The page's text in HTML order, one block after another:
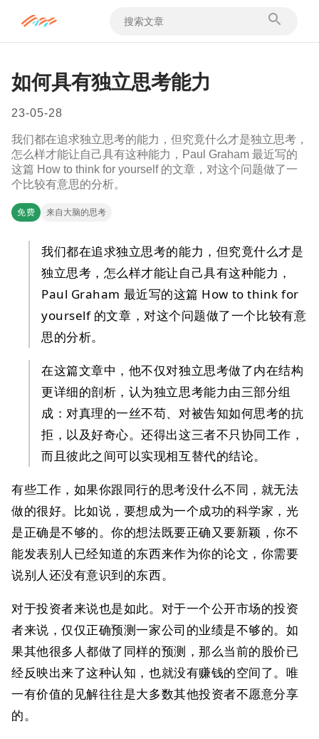
如何具有独立思考能力
23-05-28
我们都在追求独立思考的能力，但究竟什么才是独立思考，
怎么样才能让自己具有这种能力，Paul Graham 最近写的
这篇 How to think for yourself 的文章，对这个问题做了一
个比较有意思的分析。
免费 来自大脑的思考
我们都在追求独立思考的能力，但究竟什么才是
独立思考，怎么样才能让自己具有这种能力，
Paul Graham 最近写的这篇 How to think for
yourself 的文章，对这个问题做了一个比较有意
思的分析。
在这篇文章中，他不仅对独立思考做了内在结构
更详细的剖析，认为独立思考能力由三部分组
成：对真理的一丝不苟、对被告知如何思考的抗
拒，以及好奇心。还得出这三者不只协同工作，
而且彼此之间可以实现相互替代的结论。
有些工作，如果你跟同行的思考没什么不同，就无法
做的很好。比如说，要想成为一个成功的科学家，光
是正确是不够的。你的想法既要正确又要新颖，你不
能发表别人已经知道的东西来作为你的论文，你需要
说别人还没有意识到的东西。
对于投资者来说也是如此。对于一个公开市场的投资
者来说，仅仅正确预测一家公司的业绩是不够的。如
果其他很多人都做了同样的预测，那么当前的股价已
经反映出来了这种认知，也就没有赚钱的空间了。唯
一有价值的见解往往是大多数其他投资者不愿意分享
的。